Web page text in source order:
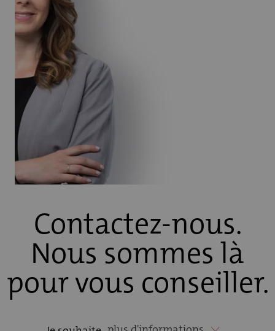
Contactez-nous.
Nous sommes là
pour vous conseiller.